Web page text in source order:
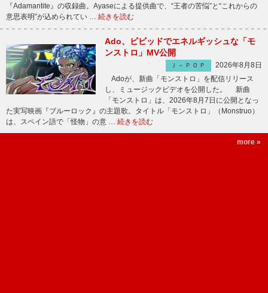
『Adamantite』の収録曲。Ayaseによる提供曲で、“王者の苦悩”と“これからの
意思表明”が込められてい … 続きを読む
Ado、ビビッドでエネルギッシュな「モ
ンストロ」MV公開
Ｊ－ＰＯＰ
2026年8月8日
Adoが、新曲「モンストロ」を配信リリース
し、ミュージックビデオを公開した。 新曲
「モンストロ」は、2026年8月7日に公開となっ
た実写映画『ブルーロック』の主題歌。タイトル「モンストロ」（Monstruo）
は、スペイン語で「怪物」の意 … 続きを読む
more »